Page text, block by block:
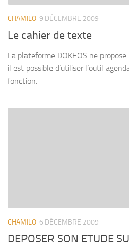
CHAMILO 9 DÉCEMBRE 2009
Le cahier de texte
La plateforme DOKEOS ne
il est possible d’utiliser l’outil
fonction.
CHAMILO 6 DÉCEMBRE 2009
DEPOSER SON ETUDE